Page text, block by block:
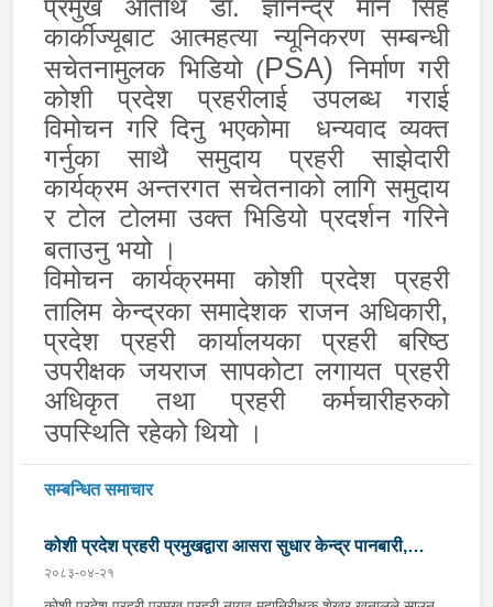
प्रमुख अतिथि डा. ज्ञानेन्द्र मान सिंह
कार्कीज्यूबाट आत्महत्या न्यूनिकरण सम्बन्धी
सचेतनामुलक भिडियो (PSA)निर्माण गरी
कोशी प्रदेश प्रहरीलाई उपलब्ध गराई
विमोचन गरि दिनु भएकोमा
धन्यवाद व्यक्त
गर्नुका साथै समुदाय प्रहरी साझेदारी
कार्यक्रम अन्तरगत सचेतनाको लागि समुदाय
र टोल टोलमा उक्त भिडियो प्रदर्शन गरिने
बताउनु भयो ।
विमोचन कार्यक्रममा कोशी प्रदेश प्रहरी
तालिम केन्द्रका समादेशक राजन अधिकारी,
प्रदेश प्रहरी कार्यालयका प्रहरी बरिष्ठ
उपरीक्षक जयराज सापकोटा लगायत प्रहरी
अधिकृत तथा प्रहरी कर्मचारीहरुको
उपस्थिति रहेको थियो ।
सम्बन्धित समाचार
कोशी प्रदेश प्रहरी प्रमुखद्वारा आसरा सुधार केन्द्र पानबारी,
धरानको निरीक्षण
२०८३-०४-२१